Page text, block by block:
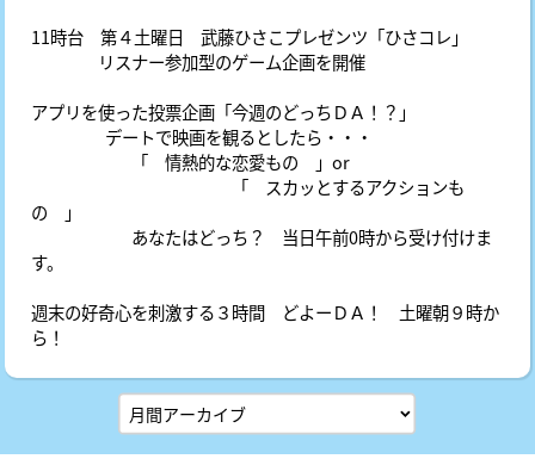
11時台 第４土曜日 武藤ひさこプレゼンツ「ひさコレ」
リスナー参加型のゲーム企画を開催
アプリを使った投票企画「今週のどっちＤＡ！？」
デートで映画を観るとしたら・・・
「 情熱的な恋愛もの 」or
「 スカッとするアクションも
の 」
あなたはどっち？ 当日午前0時から受け付けま
す。
週末の好奇心を刺激する３時間 どよーＤＡ！ 土曜朝９時か
ら！